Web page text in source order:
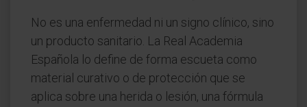
No es una enfermedad ni un signo clínico, sino
un producto sanitario. La Real Academia
Española lo define de forma escueta como
material curativo o de protección que se
aplica sobre una herida o lesión, una fórmula